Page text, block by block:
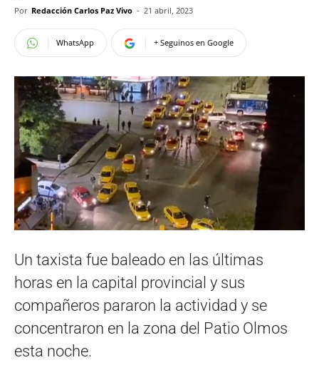
Por Redacción Carlos Paz Vivo - 21 abril, 2023
WhatsApp + Seguinos en Google
Un taxista fue baleado en las últimas
horas en la capital provincial y sus
compañeros pararon la actividad y se
concentraron en la zona del Patio Olmos
esta noche.